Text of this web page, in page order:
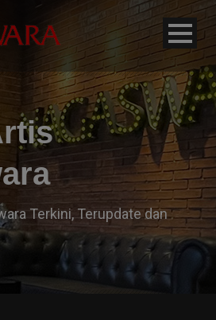
Terkini, Terupdate dan
modal-check